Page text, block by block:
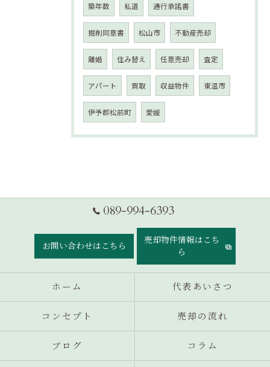
築年数 私道 通行承諾書
掘削同意書 松山市 不動産売却
離婚 住み替え 任意売却 査定
アパート 買取 収益物件 東温市
伊予郡松前町 愛媛
089-994-6393
お問い合わせはこちら
売却物件情報はこち
ら
ホーム 代表あいさつ
コンセプト 売却の流れ
ブログ コラム